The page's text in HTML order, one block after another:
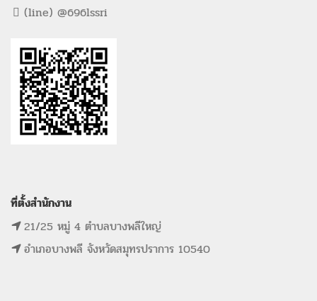
(line) @696lssri
ที่ตั้งสำนักงาน
21/25 หมู่ 4 ตำบลบางพลีใหญ่
อำเภอบางพลี จังหวัดสมุทรปราการ 10540